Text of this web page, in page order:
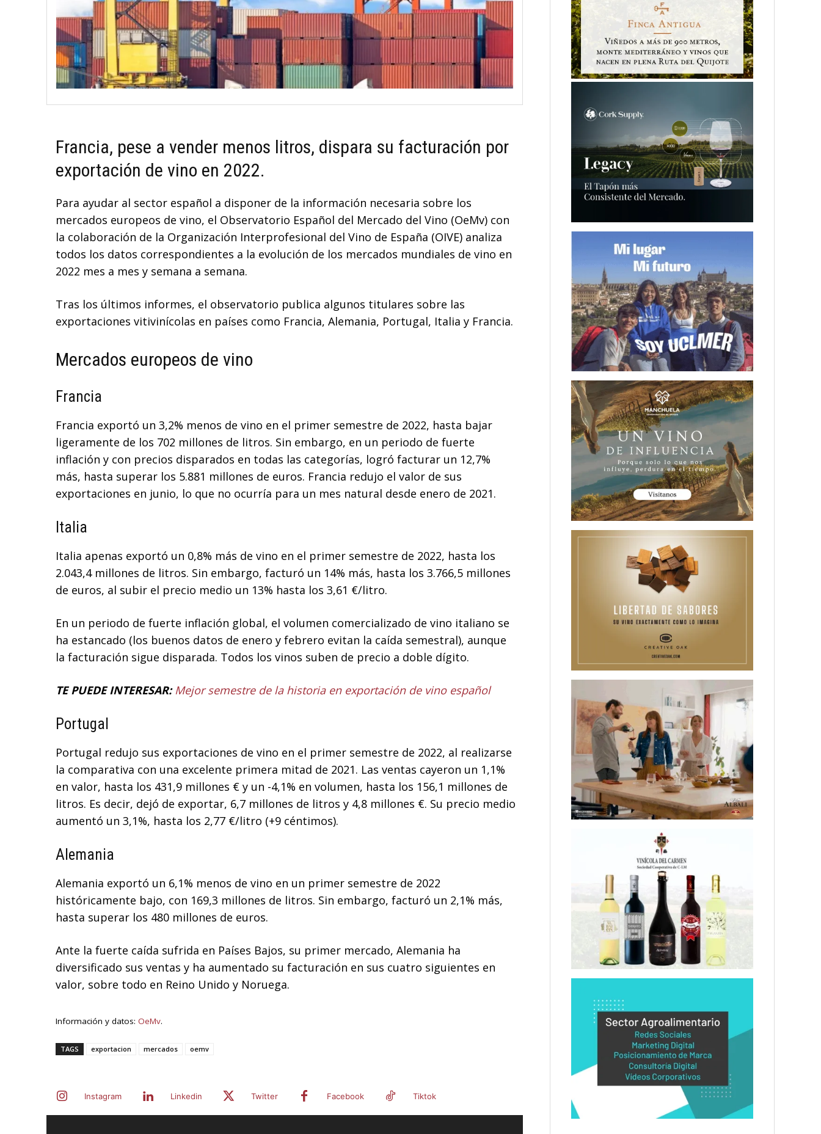
Francia, pese a vender menos litros, dispara su facturación por
exportación de vino en 2022.
Para ayudar al sector español a disponer de la información necesaria sobre los
mercados europeos de vino, el Observatorio Español del Mercado del Vino (OeMv) con
la colaboración de la Organización Interprofesional del Vino de España (OIVE) analiza
todos los datos correspondientes a la evolución de los mercados mundiales de vino en
2022 mes a mes y semana a semana.
Tras los últimos informes, el observatorio publica algunos titulares sobre las
exportaciones vitivinícolas en países como Francia, Alemania, Portugal, Italia y Francia.
Mercados europeos de vino
Francia
Francia exportó un 3,2% menos de vino en el primer semestre de 2022, hasta bajar
ligeramente de los 702 millones de litros. Sin embargo, en un periodo de fuerte
inflación y con precios disparados en todas las categorías, logró facturar un 12,7%
más, hasta superar los 5.881 millones de euros. Francia redujo el valor de sus
exportaciones en junio, lo que no ocurría para un mes natural desde enero de 2021.
Italia
Italia apenas exportó un 0,8% más de vino en el primer semestre de 2022, hasta los
2.043,4 millones de litros. Sin embargo, facturó un 14% más, hasta los 3.766,5 millones
de euros, al subir el precio medio un 13% hasta los 3,61 €/litro.
En un periodo de fuerte inflación global, el volumen comercializado de vino italiano se
ha estancado (los buenos datos de enero y febrero evitan la caída semestral), aunque
la facturación sigue disparada. Todos los vinos suben de precio a doble dígito.
TE PUEDE INTERESAR: Mejor semestre de la historia en exportación de vino español
Portugal
Portugal redujo sus exportaciones de vino en el primer semestre de 2022, al realizarse
la comparativa con una excelente primera mitad de 2021. Las ventas cayeron un 1,1%
en valor, hasta los 431,9 millones € y un -4,1% en volumen, hasta los 156,1 millones de
litros. Es decir, dejó de exportar, 6,7 millones de litros y 4,8 millones €. Su precio medio
aumentó un 3,1%, hasta los 2,77 €/litro (+9 céntimos).
Alemania
Alemania exportó un 6,1% menos de vino en un primer semestre de 2022
históricamente bajo, con 169,3 millones de litros. Sin embargo, facturó un 2,1% más,
hasta superar los 480 millones de euros.
Ante la fuerte caída sufrida en Países Bajos, su primer mercado, Alemania ha
diversificado sus ventas y ha aumentado su facturación en sus cuatro siguientes en
valor, sobre todo en Reino Unido y Noruega.
Información y datos: OeMv.
TAGS exportacion mercados oemv
Instagram Linkedin Twitter Facebook Tiktok